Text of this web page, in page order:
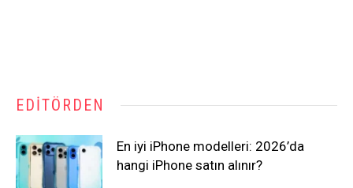
EDITÖRDEN
En iyi iPhone modelleri: 2026’da
hangi iPhone satın alınır?